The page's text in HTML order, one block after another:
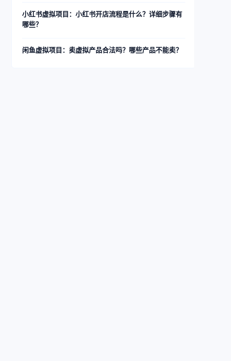
小红书虚拟项目：小红书开店流程是什么？详细步骤有
哪些？
闲鱼虚拟项目：卖虚拟产品合法吗？哪些产品不能卖？